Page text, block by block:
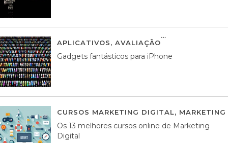
APLICATIVOS, AVALIAÇÃO
Gadgets fantásticos para iPhone
CURSOS MARKETING DIGITAL,
Os 13 melhores cursos online de Marketing
Digital